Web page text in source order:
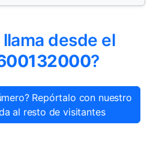
desde el
?
Repórtalo con nuestro
al resto de visitantes